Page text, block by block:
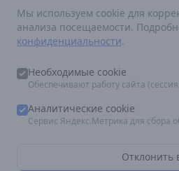
Нормативные
Постановление Правительства РФ
Правила посещения
По вопросам
Мы используем cookie для
анализа посещаемости.
конфиденциальности.
Необходимые cookie
Обеспечивают работу сайта
Аналитические cookie
Сервис Яндекс.Метрика для сбора
Отклонить